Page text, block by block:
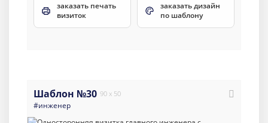
заказать печать
визиток
заказать дизайн
по шаблону
Шаблон №30 90 x 50
#инженер